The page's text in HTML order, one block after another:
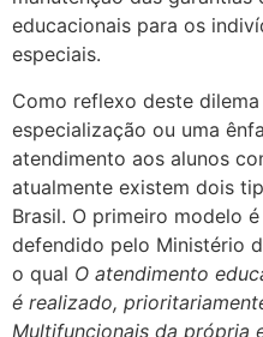
educacionais para os
especiais.
Como reflexo deste
especialização ou uma
atendimento aos alunos
atualmente existem dois
Brasil. O primeiro modelo
defendido pelo Ministério
o qual O atendimento
é realizado,
Multifuncionais da própria